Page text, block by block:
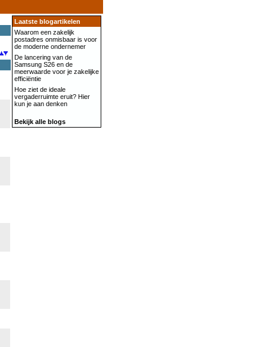
Laatste blogartikelen
Waarom een zakelijk
postadres onmisbaar is voor
de moderne ondernemer
De lancering van de
Samsung S26 en de
meerwaarde voor je zakelijke
efficiëntie
Hoe ziet de ideale
vergaderruimte eruit? Hier
kun je aan denken
Bekijk alle blogs